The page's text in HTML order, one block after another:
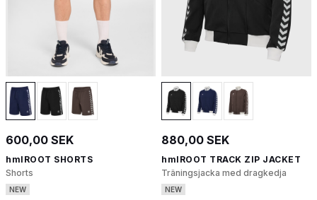
600,00 SEK
hmlROOT SHORTS
Shorts
NEW
880,00 SEK
hmlROOT TRACK ZIP JACKET
Träningsjacka med dragkedja
NEW